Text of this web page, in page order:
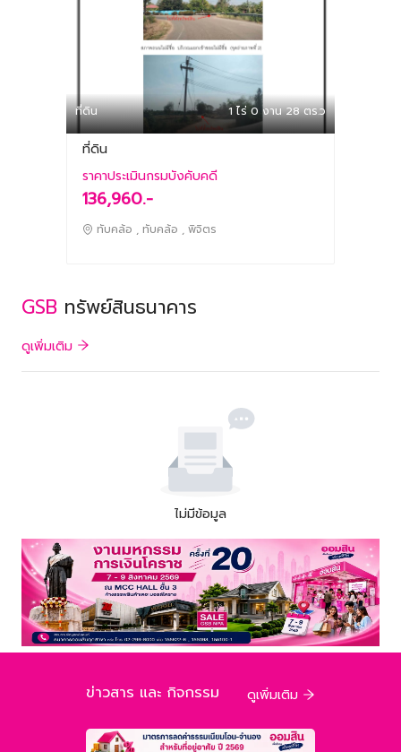
ที่ดิน 1 ไร่ 0 งาน 28 ตร.ว
ที่ดิน
ราคาประเมินกรมบังคับคดี
136,960.-
ทับคล้อ , ทับคล้อ , พิจิตร
GSB ทรัพย์สินธนาคาร
ดูเพิ่มเติม
ไม่มีข้อมูล
ข่าวสาร และ กิจกรรม ดูเพิ่มเติม